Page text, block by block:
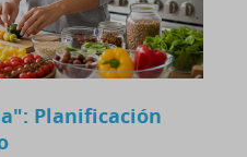
Planificación